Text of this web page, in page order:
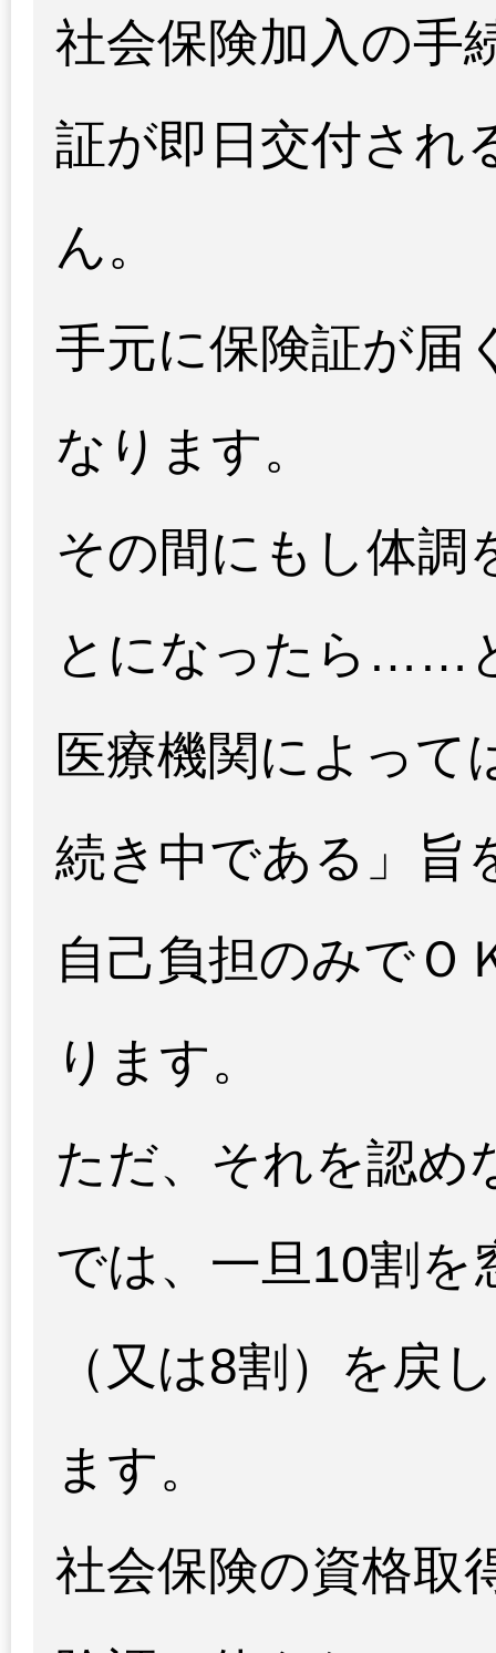
社会保険加入の手
証が即日交付され
ん。
手元に保険証が届
なります。
その間にもし体調
とになったら……
医療機関によって
続き中である」旨
自己負担のみでＯ
ります。
ただ、それを認め
では、一旦10割を
（又は8割）を戻
ます。
社会保険の資格取